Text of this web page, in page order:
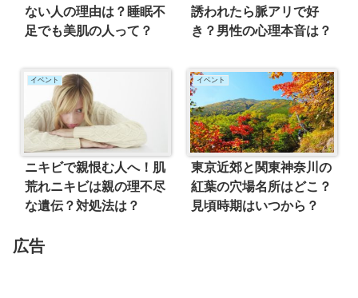
ない人の理由は？睡眠不
足でも美肌の人って？
誘われたら脈アリで好
き？男性の心理本音は？
イベント
ニキビで親恨む人へ！肌
荒れニキビは親の理不尽
な遺伝？対処法は？
イベント
東京近郊と関東神奈川の
紅葉の穴場名所はどこ？
見頃時期はいつから？
広告